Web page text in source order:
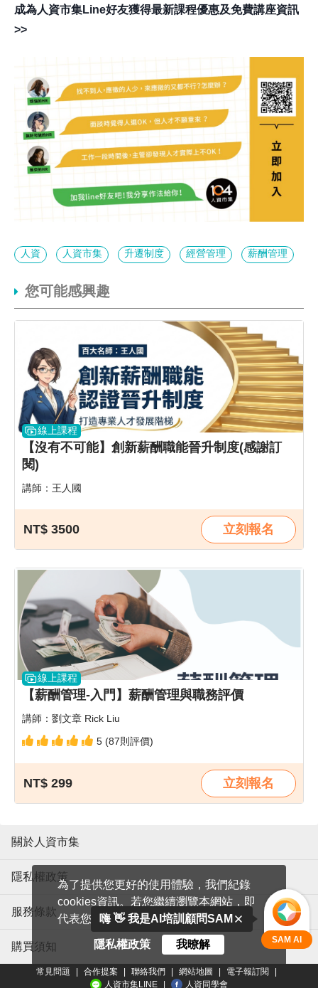
為了提供您更好的使用體驗，我們紀錄
cookies資訊。若您繼續瀏覽本網站，即
代表您同意我們使用cookies。
隱私權政策 我暸解
嗨 👋 我是AI培訓顧問SAM
SAM AI
成為人資市集Line好友獲得最新課程優惠及免費講座資訊
>>
人資 人資市集 升遷制度 經營管理 薪酬管理
您可能感興趣
線上課程
【沒有不可能】創新薪酬職能晉升制度(感謝訂
閱)
講師：王人國
NT$ 3500 立刻報名
線上課程
【薪酬管理-入門】薪酬管理與職務評價
講師：劉文章 Rick Liu
5 (87則評價)
NT$ 299 立刻報名
關於人資市集
隱私權政策
服務條款
購買須知
常見問題 合作提案 聯絡我們 網站地圖 電子報訂閱
人資市集LINE
人資同學會